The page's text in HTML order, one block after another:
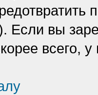
Если вы
всего,